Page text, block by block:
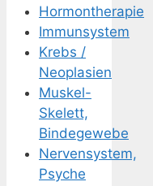
Hormontherapie
Immunsystem
Krebs /
Neoplasien
Muskel-
Skelett,
Bindegewebe
Nervensystem,
Psyche